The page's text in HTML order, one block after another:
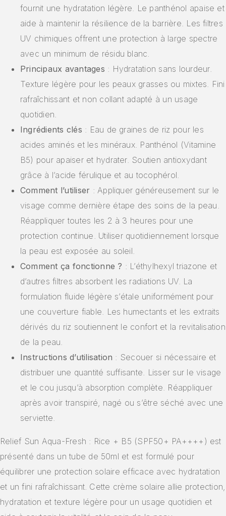
fournit une hydratation légère. Le panthénol apaise et
aide à maintenir la résilience de la barrière. Les filtres
UV chimiques offrent une protection à large spectre
avec un minimum de résidu blanc.
Principaux avantages : Hydratation sans lourdeur.
Texture légère pour les peaux grasses ou mixtes. Fini
rafraîchissant et non collant adapté à un usage
quotidien.
Ingrédients clés : Eau de graines de riz pour les
acides aminés et les minéraux. Panthénol (Vitamine
B5) pour apaiser et hydrater. Soutien antioxydant
grâce à l’acide férulique et au tocophérol.
Comment l’utiliser : Appliquer généreusement sur le
visage comme dernière étape des soins de la peau.
Réappliquer toutes les 2 à 3 heures pour une
protection continue. Utiliser quotidiennement lorsque
la peau est exposée au soleil.
Comment ça fonctionne ? : L’éthylhexyl triazone et
d’autres filtres absorbent les radiations UV. La
formulation fluide légère s’étale uniformément pour
une couverture fiable. Les humectants et les extraits
dérivés du riz soutiennent le confort et la revitalisation
de la peau.
Instructions d’utilisation : Secouer si nécessaire et
distribuer une quantité suffisante. Lisser sur le visage
et le cou jusqu’à absorption complète. Réappliquer
après avoir transpiré, nagé ou s’être séché avec une
serviette.
Relief Sun Aqua-Fresh : Rice + B5 (SPF50+ PA++++) est
présenté dans un tube de 50ml et est formulé pour
équilibrer une protection solaire efficace avec hydratation
et un fini rafraîchissant. Cette crème solaire allie protection,
hydratation et texture légère pour un usage quotidien et